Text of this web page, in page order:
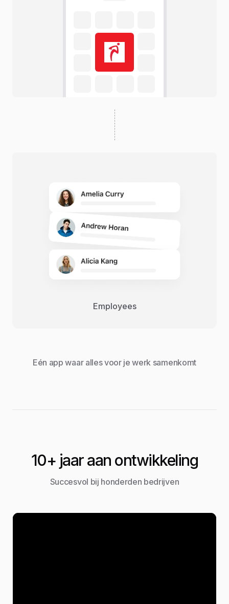
Employees
Eén app waar alles voor je werk samenkomt
10+ jaar aan ontwikkeling
Succesvol bij honderden bedrijven